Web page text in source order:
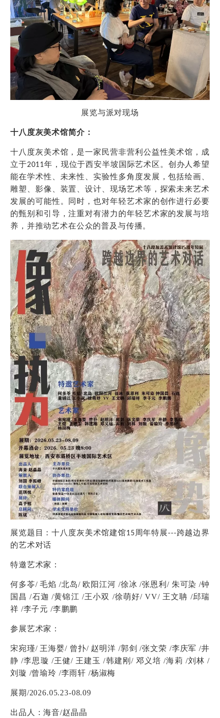
展览与派对现场
十八度灰美术馆简介：
十八度灰美术馆，是一家民营非营利公益性美术馆，成
立于2011年，现位于西安半坡国际艺术区。创办人希望
能在学术性、未来性、实验性多角度发展，包括绘画、
雕塑、影像、装置、设计、现场艺术等，探索未来艺术
发展的可能性。同时，也对年轻艺术家的创作进行必要
的甄别和引导，注重对有潜力的年轻艺术家的发展与培
养，并推动艺术在公众的普及与传播。
展览题目：十八度灰美术馆建馆15周年特展---跨越边界
的艺术对话
特邀艺术家：
何多苓/ 毛焰 /北岛/ 欧阳江河 /徐冰 /张恩利/ 朱可染 /钟
国昌 /石迦 /黄锦江 /王小双 /徐萌好/ VV/ 王文聃 /邱瑞
祥 /李子元 /李鹏鹏
参展艺术家：
宋宛瑾/ 王海婴/ 曾扑/ 赵明洋 /郭剑 /张文荣 /李庆军 /井
静 /李思璇 /王健/ 王建玉 /韩建刚/ 邓义培 /海莉 /刘林 /
刘璇 /曾瑜玲 /李雨轩 /杨淑梅
展期/2026.05.23-08.09
出品人：海音/赵晶晶